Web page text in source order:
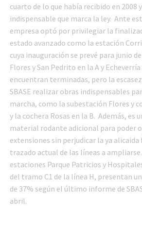
cuarto de lo que había recibido en 2008
indispensable que marca la ley. Ante
empresa optó por privilegiar la
estado avanzado como la estación
cuya inauguración se prevé para junio
Flores y San Pedrito en la A y Echeverría
encuentran terminadas, pero la
SBASE realizar obras indispensables
marcha, como la subestación Flores y
y la cochera Rosas en la B. Además, es
material rodante adicional para poder
extensiones sin perjudicar la ya alicaida
trazado actual de las líneas a
estaciones Parque Patricios y
del tramo C1 de la línea H, presentan
de 37% según el último informe de
abril.